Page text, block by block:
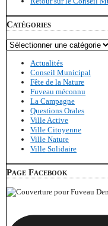
Catégories
Catégories
Actualités
Conseil Municipal
Fête de la Nature
Fuveau méconnu
La Campagne
Questions Orales
Ville Active
Ville Citoyenne
Ville Nature
Ville Solidaire
Page Facebook